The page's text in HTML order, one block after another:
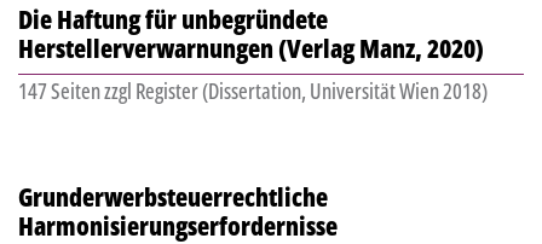
Die Haftung für unbegründete
Herstellerverwarnungen (Verlag Manz, 2020)
147 Seiten zzgl Register (Dissertation, Universität Wien 2018)
Grunderwerbsteuerrechtliche
Harmonisierungserfordernisse